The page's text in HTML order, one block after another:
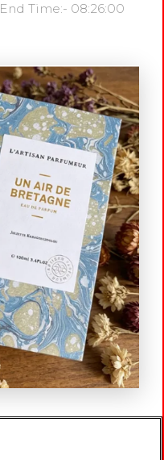
End Time:- 08:26:00